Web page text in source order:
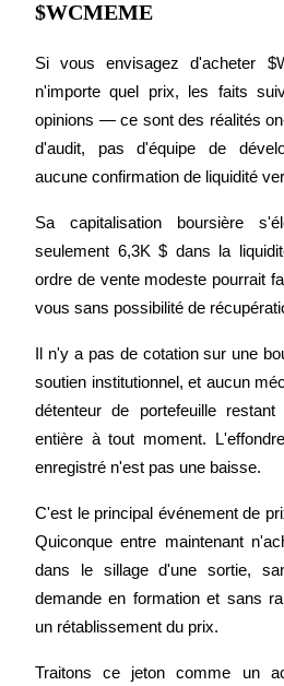
Prêts
Service d'emprunt adossé à des
Obtenez des bénéfices à long
$WCMEME
Si vous envisagez d'acheter
n'importe quel prix, les faits
opinions — ce sont des réalités
d'audit, pas d'équipe de
aucune confirmation de liquidité
Sa capitalisation boursière
seulement 6,3K $ dans la
ordre de vente modeste pourrait
vous sans possibilité de
Il n'y a pas de cotation sur une
soutien institutionnel, et aucun
détenteur de portefeuille
entière à tout moment.
enregistré n'est pas une baisse.
C'est le principal événement de
Quiconque entre maintenant
dans le sillage d'une sortie,
demande en formation et sans
un rétablissement du prix.
Traitons ce jeton comme un